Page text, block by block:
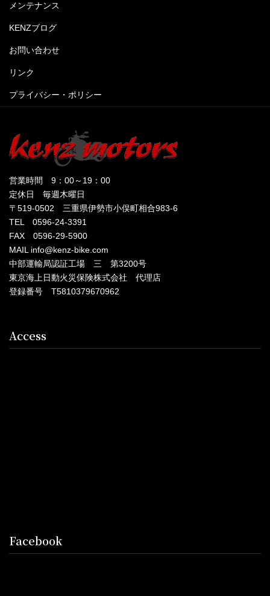
メンテナンス
KENZブログ
お問い合わせ
リンク
プライバシー・ポリシー
営業時間 9：00～19：00
定休日 毎週木曜日
〒519-0502 三重県伊勢市小俣町相合983-6
TEL 0596-24-3391
FAX 0596-29-5900
MAIL info@kenz-bike.com
中部運輸局認証工場 三 第3200号
東京海上日動火災保険株式会社 代理店
登録番号 T5810379670962
Access
Facebook